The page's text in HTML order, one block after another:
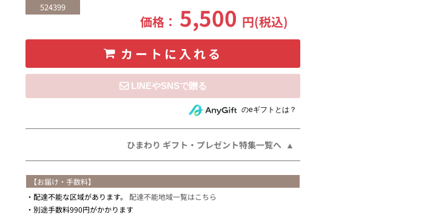
524399
価格： 5,500 円(税込)
カートに入れる
住所を知らない相手にeギフトで贈るのeギフトとは？
ひまわり ギフト・プレゼント特集一覧へ
【お届け・手数料】
配達不能な区域があります。 配達不能地域一覧はこちら
別途手数料990円がかかります